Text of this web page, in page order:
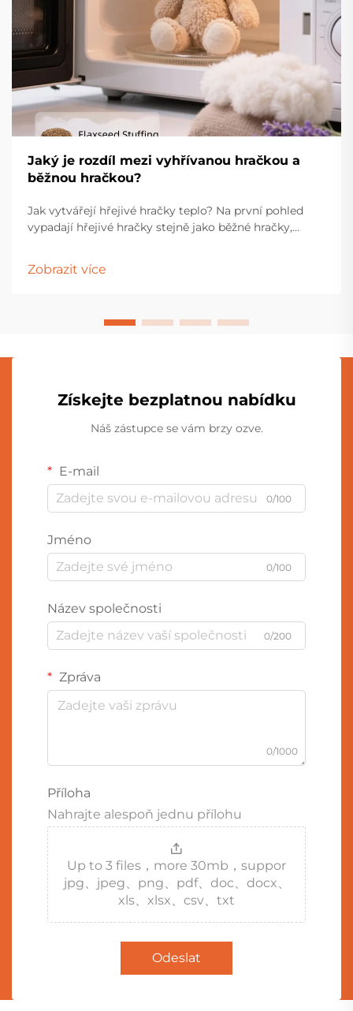
Jaký je rozdíl mezi vyhřívanou hračkou a
běžnou hračkou?
Jak vytvářejí hřejivé hračky teplo? Na první pohled
vypadají hřejivé hračky stejně jako běžné hračky,
výplně obsahují hřejivé hračky také topné těleso a
Zobrazit více
Získejte bezplatnou nabídku
Náš zástupce se vám brzy ozve.
E-mail
0/100
Jméno
0/100
Název společnosti
0/200
Zpráva
0/1000
Příloha
Nahrajte alespoň jednu přílohu
Up to 3 files，more 30mb，suppor
jpg、jpeg、png、pdf、doc、docx、
xls、xlsx、csv、txt
Odeslat